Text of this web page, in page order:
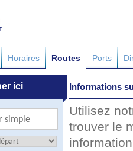
Horaires Routes Ports
Informations
Utilisez
trouver le